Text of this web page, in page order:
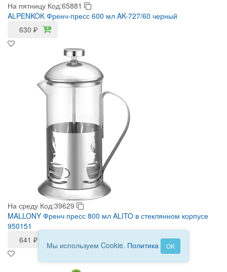
На пятницу Код:65881
ALPENKOK Френч-пресс 600 мл AK-727/60 черный
630 ₽
На среду Код:39629
MALLONY Френч пресс 800 мл ALITO в стеклянном корпусе
950151
641 ₽
Мы используем Cookie. Политика OK